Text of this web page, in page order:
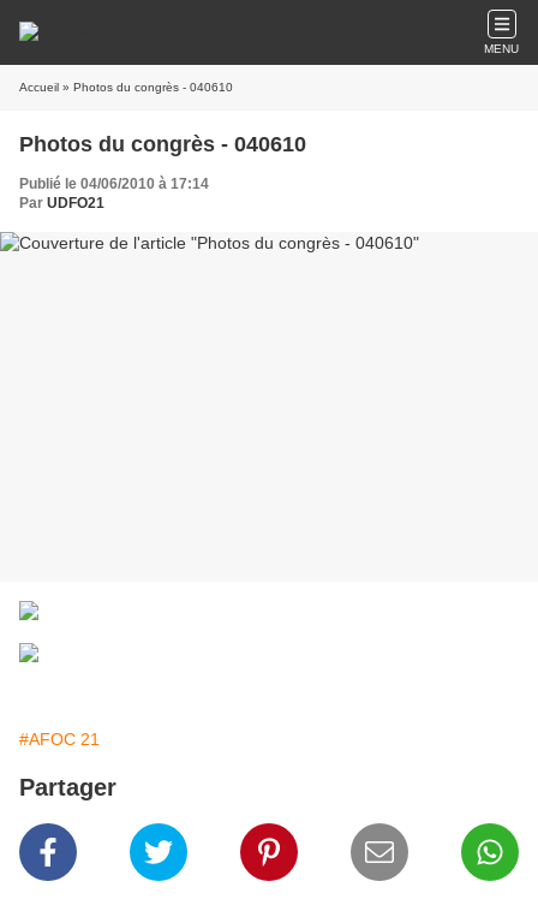
MENU
Accueil » Photos du congrès - 040610
Photos du congrès - 040610
Publié le 04/06/2010 à 17:14
Par UDFO21
#AFOC 21
Partager